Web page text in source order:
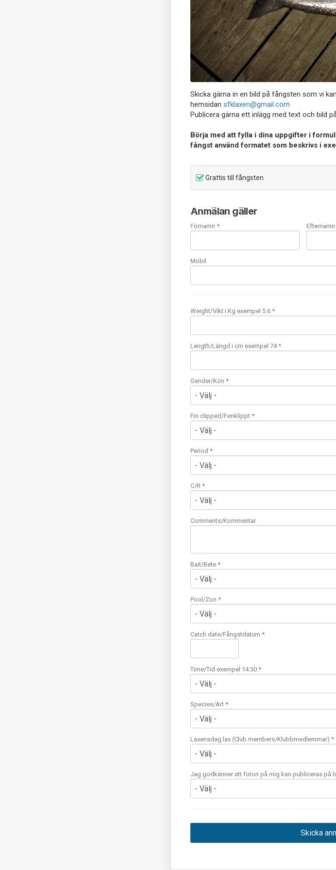
Skicka gärna in en bild på fångsten som vi
hemsidan sfklaxen@gmail.com
Publicera gärna ett inlägg med text och bild
Börja med att fylla i dina uppgifter i
fångst använd formatet som beskrivs i
Grattis till fångsten
Anmälan gäller
Förnamn *
Mobil
Weight/Vikt i Kg exempel 5.6 *
Length/Längd i cm exempel 74 *
Gender/Kön *
Fin clipped/Fenklippt *
Period *
C/R *
Comments/Kommentar
Bait/Bete *
Pool/Zon *
Catch date/Fångstdatum *
Time/Tid exempel 14:30 *
Species/Art *
Laxensdag lax (Club members/Klubbmedlemmar) *
Jag godkänner att foton på mig kan publiceras på